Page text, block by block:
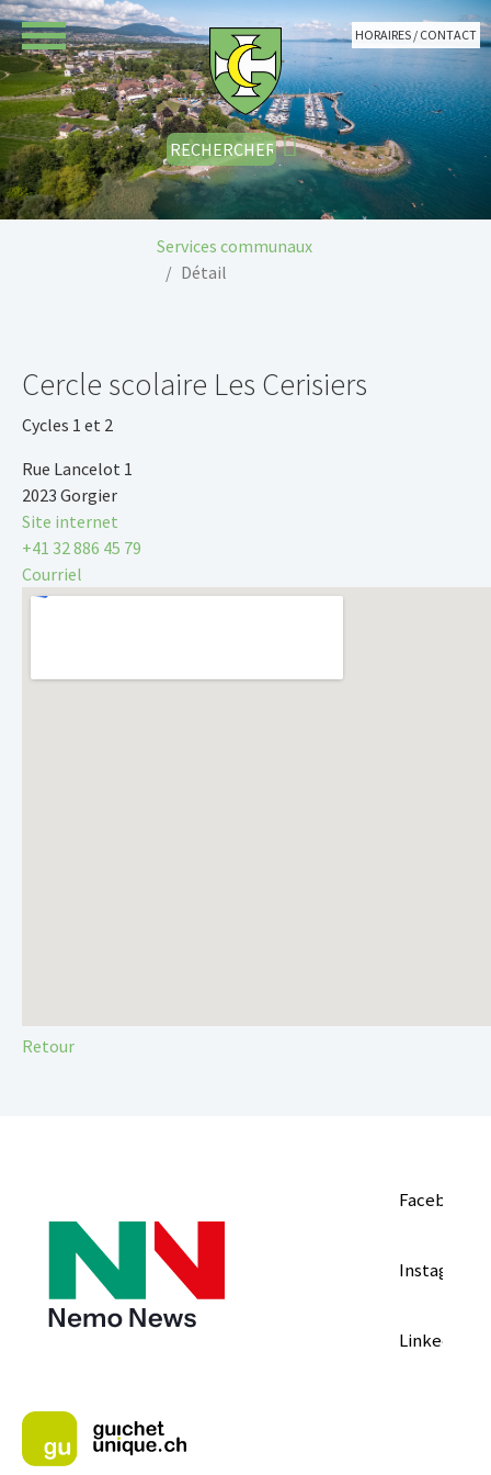
Aller au contenu principal
HORAIRES / CONTACT
Services communaux
Détail
Cercle scolaire Les Cerisiers
Cycles 1 et 2
Rue Lancelot 1
2023 Gorgier
Site internet
+41 32 886 45 79
Courriel
Retour
Facebook
Instagram
LinkedIn